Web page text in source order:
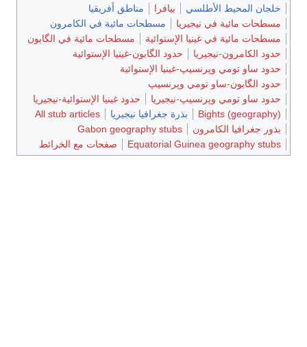
خلجان المحيط الأطلسي
بيافرا
مناطق أفريقيا
مسطحات مائية في نيجيريا
مسطحات مائية في الكامرون
مسطحات مائية في غينيا الإستوائية
مسطحات مائية في الگابون
حدود الكامرون-نيجيريا
حدود الگابون-غينيا الإستوائية
حدود ساو تومي وپرنسيپ-غينيا الإستوائية
حدود الگابون-ساو تومي وپرنسيپ
حدود ساو تومي وپرنسيپ-نيجيريا
حدود غينيا الإستوائية-نيجيريا
Bights (geography)
بذرة جغرافيا نيجيريا
All stub articles
بذور جغرافيا الكامرون
Gabon geography stubs
Equatorial Guinea geography stubs
صفحات مع الخرائط